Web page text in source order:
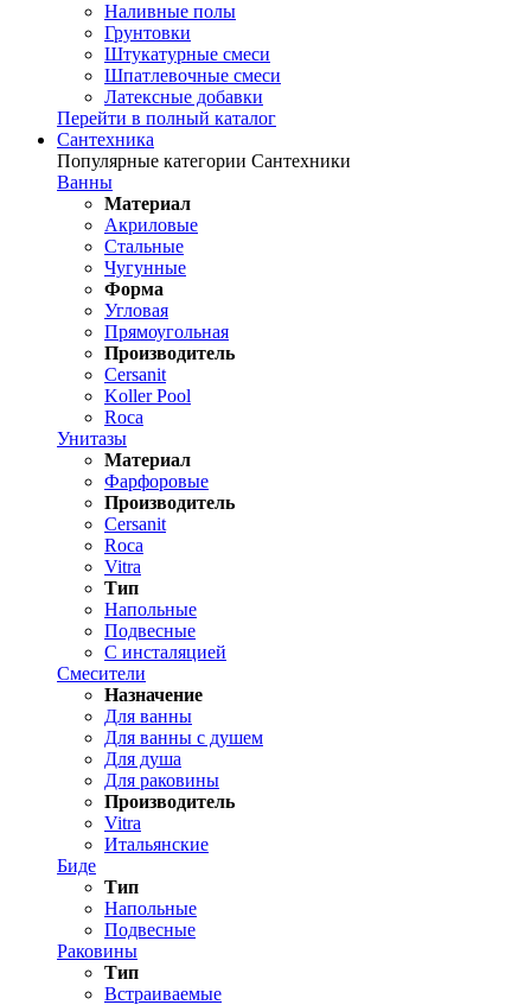
Наливные полы
Грунтовки
Штукатурные смеси
Шпатлевочные смеси
Латексные добавки
Перейти в полный каталог
Сантехника
Популярные категории Сантехники
Ванны
Материал
Акриловые
Стальные
Чугунные
Форма
Угловая
Прямоугольная
Производитель
Cersanit
Koller Pool
Roca
Унитазы
Материал
Фарфоровые
Производитель
Cersanit
Roca
Vitra
Тип
Напольные
Подвесные
С инсталяцией
Смесители
Назначение
Для ванны
Для ванны с душем
Для душа
Для раковины
Производитель
Vitra
Итальянские
Биде
Тип
Напольные
Подвесные
Раковины
Тип
Встраиваемые